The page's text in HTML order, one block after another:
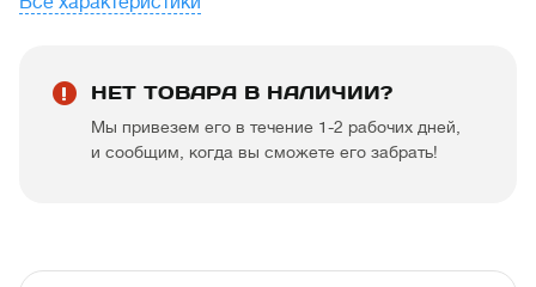
НЕТ ТОВАРА В НАЛИЧИИ?
Мы привезем его в течение 1-2 рабочих дней,
и сообщим, когда вы сможете его забрать!